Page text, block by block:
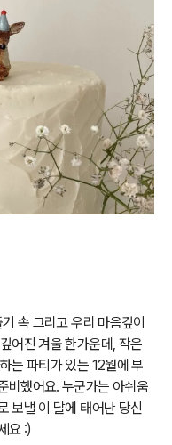
속 그리고 우리 마음깊이
어진겨울 한가운데, 작은
는 파티가 있는 12월에부
비했어요. 누군가는 아쉬움
보낼 이 달에 태어난 당신
요 :)